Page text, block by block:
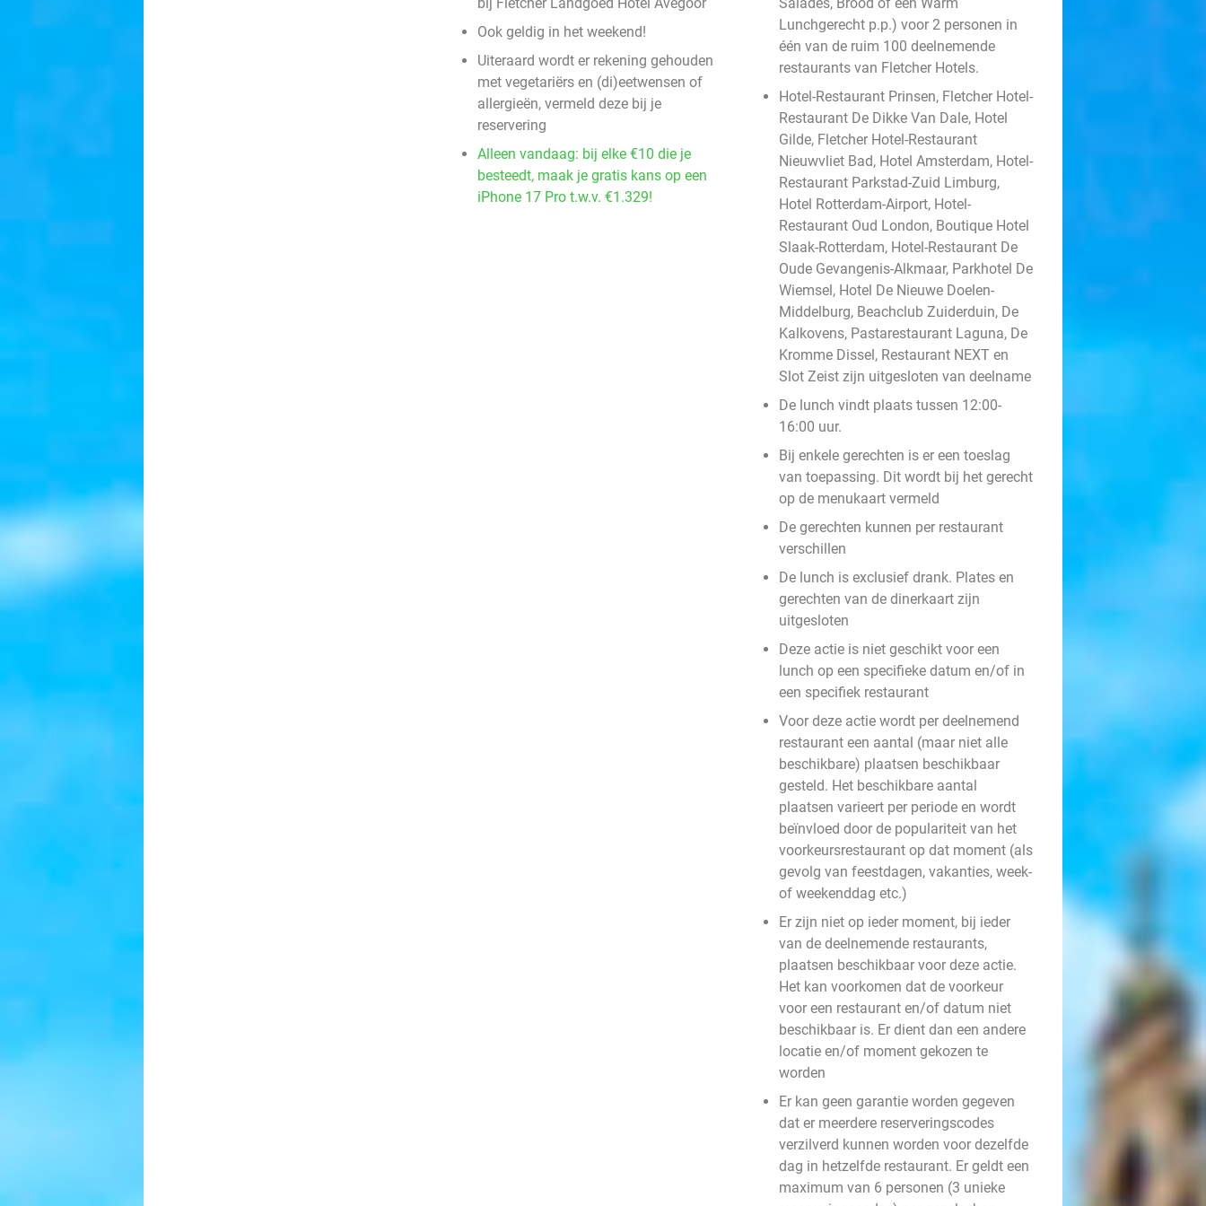
Ook geldig in het weekend!
Uiteraard wordt er rekening gehouden
met vegetariërs en (di)eetwensen of
allergieën, vermeld deze bij je
reservering
Alleen vandaag: bij elke €10 die je
besteedt, maak je gratis kans op een
iPhone 17 Pro t.w.v. €1.329!
Lunchgerecht p.p.) voor 2 personen in
één van de ruim 100 deelnemende
restaurants van Fletcher Hotels.
Hotel-Restaurant Prinsen, Fletcher Hotel-
Restaurant De Dikke Van Dale, Hotel
Gilde, Fletcher Hotel-Restaurant
Nieuwvliet Bad, Hotel Amsterdam, Hotel-
Restaurant Parkstad-Zuid Limburg,
Hotel Rotterdam-Airport, Hotel-
Restaurant Oud London, Boutique Hotel
Slaak-Rotterdam, Hotel-Restaurant De
Oude Gevangenis-Alkmaar, Parkhotel De
Wiemsel, Hotel De Nieuwe Doelen-
Middelburg, Beachclub Zuiderduin, De
Kalkovens, Pastarestaurant Laguna, De
Kromme Dissel, Restaurant NEXT en
Slot Zeist zijn uitgesloten van deelname
De lunch vindt plaats tussen 12:00-
16:00 uur.
Bij enkele gerechten is er een toeslag
van toepassing. Dit wordt bij het gerecht
op de menukaart vermeld
De gerechten kunnen per restaurant
verschillen
De lunch is exclusief drank. Plates en
gerechten van de dinerkaart zijn
uitgesloten
Deze actie is niet geschikt voor een
lunch op een specifieke datum en/of in
een specifiek restaurant
Voor deze actie wordt per deelnemend
restaurant een aantal (maar niet alle
beschikbare) plaatsen beschikbaar
gesteld. Het beschikbare aantal
plaatsen varieert per periode en wordt
beïnvloed door de populariteit van het
voorkeursrestaurant op dat moment (als
gevolg van feestdagen, vakanties, week-
of weekenddag etc.)
Er zijn niet op ieder moment, bij ieder
van de deelnemende restaurants,
plaatsen beschikbaar voor deze actie.
Het kan voorkomen dat de voorkeur
voor een restaurant en/of datum niet
beschikbaar is. Er dient dan een andere
locatie en/of moment gekozen te
worden
Er kan geen garantie worden gegeven
dat er meerdere reserveringscodes
verzilverd kunnen worden voor dezelfde
dag in hetzelfde restaurant. Er geldt een
maximum van 6 personen (3 unieke